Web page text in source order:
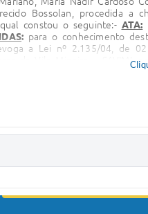
Bossolan, procedida
constou o seguinte:- ATA:
: para o conhecimento
a Lei nº 2.135/04, de
da Vila Mineira – SAVIMI,
Especial por Excesso
46 da lei Federal 4320/
nas repartições públicas
Makoto Izumi;
15, 247/15, 248/15 de
Makoto Izumi;
do Vereador Silas
nºs 243/15,
do Vereador